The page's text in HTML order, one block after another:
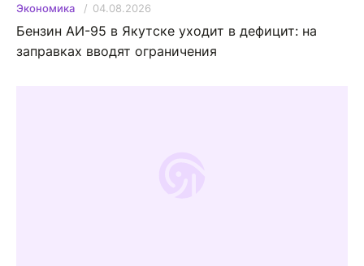
Экономика 04.08.2026
Бензин АИ-95 в Якутске уходит в дефицит: на
заправках вводят ограничения